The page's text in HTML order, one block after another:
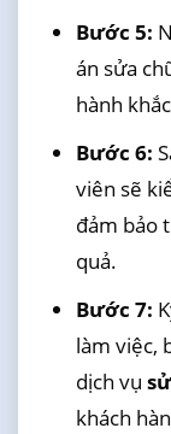
Bước 5:
án sửa
hành
Bước 6:
viên sẽ
đảm bảo
quả.
Bước 7:
làm việc,
dịch vụ
khách